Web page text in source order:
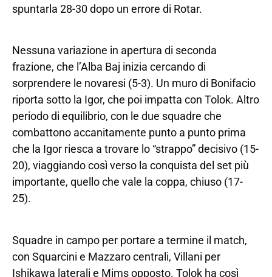
spuntarla 28-30 dopo un errore di Rotar.
Nessuna variazione in apertura di seconda
frazione, che l’Alba Baj inizia cercando di
sorprendere le novaresi (5-3). Un muro di Bonifacio
riporta sotto la Igor, che poi impatta con Tolok. Altro
periodo di equilibrio, con le due squadre che
combattono accanitamente punto a punto prima
che la Igor riesca a trovare lo “strappo” decisivo (15-
20), viaggiando così verso la conquista del set più
importante, quello che vale la coppa, chiuso (17-
25).
Squadre in campo per portare a termine il match,
con Squarcini e Mazzaro centrali, Villani per
Ishikawa laterali e Mims opposto. Tolok ha così